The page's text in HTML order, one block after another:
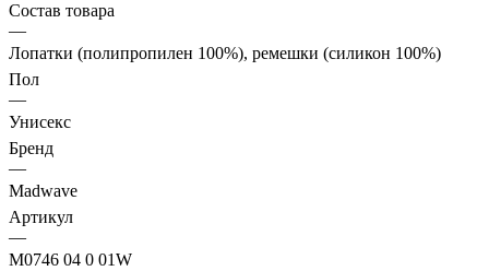
Состав товара
—
Лопатки (полипропилен 100%), ремешки (силикон 100%)
Пол
—
Унисекс
Бренд
—
Madwave
Артикул
—
M0746 04 0 01W